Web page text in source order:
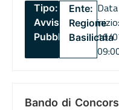
Tipo:
Avviso
Pubblico
Ente:
Regione
Basilicata
Data
inizio:
16/
Bando di